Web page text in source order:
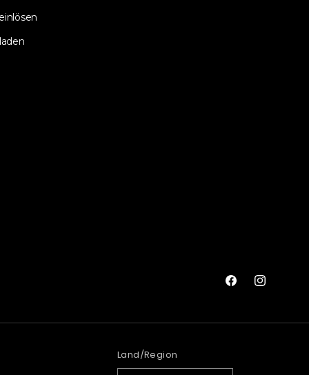
FacebookInstagram
Land/Region